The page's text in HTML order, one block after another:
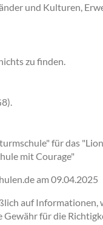
und Kulturen,
zu finden.
für das
mit Courage"
am 09.04.2025
auf Informationen,
für die